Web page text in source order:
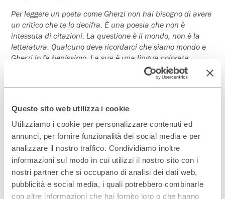
Questo sito web utilizza i cookie
Utilizziamo i cookie per personalizzare contenuti ed
annunci, per fornire funzionalità dei social media e per
analizzare il nostro traffico. Condividiamo inoltre
informazioni sul modo in cui utilizzi il nostro sito con i
nostri partner che si occupano di analisi dei dati web,
pubblicità e social media, i quali potrebbero combinarle
con altre informazioni che hai fornito loro o che hanno
Per leggere un poeta come Gherzi non hai bisogno di avere
un critico che te lo decifra. È una poesia che non è
intessuta di citazioni. La questione è il mondo, non è la
letteratura. Qualcuno deve ricordarci che siamo mondo e
Gherzi lo fa benissimo. La sua è una lingua colorata,
protesa a cantare la luce più che il buio.
La bellezza viene da qui, si sente un fondo di bontà, si
atleta della lingua, ma un servitore della vita. E chi legge è
come se avesse un compagno di strada.
Franco Arminio